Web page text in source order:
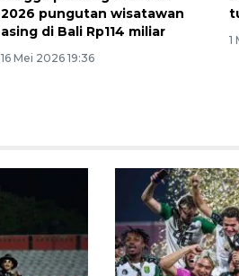
2026 pungutan wisatawan
asing di Bali Rp114 miliar
16 Mei 2026 19:36
1
Kemen
Bali